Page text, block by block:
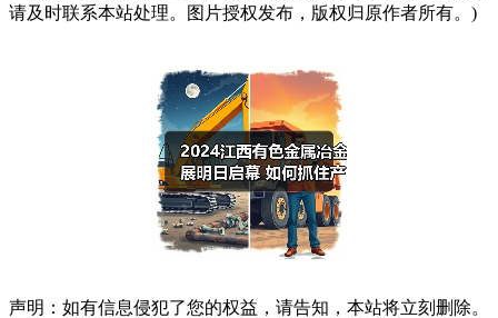
请及时联系本站处理。图片授权发布，版权归原作者所有。)
声明：如有信息侵犯了您的权益，请告知，本站将立刻删除。